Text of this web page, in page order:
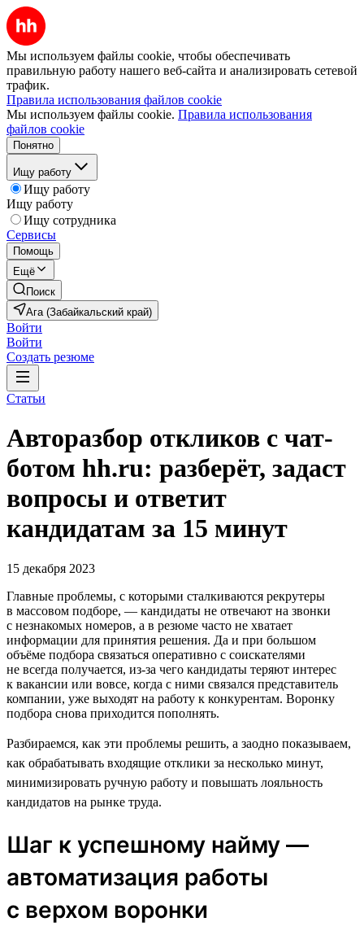
Мы используем файлы cookie, чтобы обеспечивать
правильную работу нашего веб-сайта и анализировать сетевой
трафик.
Правила использования файлов cookie
Мы используем файлы cookie. Правила использования
файлов cookie
Понятно
Ищу работу
Ищу работу
Ищу работу
Ищу сотрудника
Сервисы
Помощь
Ещё
Поиск
Ага (Забайкальский край)
Войти
Войти
Создать резюме
Статьи
Авторазбор откликов с чат-
ботом hh.ru: разберёт, задаст
вопросы и ответит
кандидатам за 15 минут
15 декабря 2023
Главные проблемы, с которыми сталкиваются рекрутеры
в массовом подборе, — кандидаты не отвечают на звонки
с незнакомых номеров, а в резюме часто не хватает
информации для принятия решения. Да и при большом
объёме подбора связаться оперативно с соискателями
не всегда получается, из-за чего кандидаты теряют интерес
к вакансии или вовсе, когда с ними связался представитель
компании, уже выходят на работу к конкурентам. Воронку
подбора снова приходится пополнять.
Разбираемся, как эти проблемы решить, а заодно показываем,
как обрабатывать входящие отклики за несколько минут,
минимизировать ручную работу и повышать лояльность
кандидатов на рынке труда.
Шаг к успешному найму —
автоматизация работы
с верхом воронки